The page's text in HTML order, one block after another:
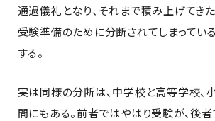
通過儀礼となり、それまで積み上げてき
受験準備のために分断されてしまってい
する。
実は同様の分断は、中学校と高等学校、
間にもある。前者ではやはり受験が、後